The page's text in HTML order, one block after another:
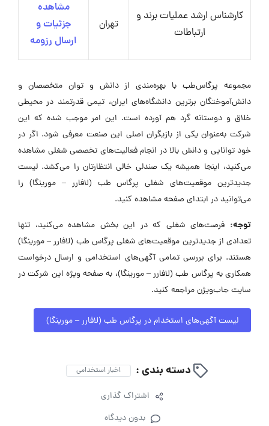
کارشناس ارشد عملیات برند و
ارتباطات
تهران
مشاهده
جزئیات و
ارسال رزومه
مجموعه پرگاس‌طب با بهره‌مندی از دانش و توان متخصصان و
دانش‌آموختگان برترین دانشگاه‌های ایران، تیمی قدرتمند در محیطی
خلاق و دوستانه گرد هم آورده است. این امر موجب شده که این
شرکت به‌عنوان یکی از بازیگران اصلی این صنعت معرفی شود. اگر در
خود توانایی و دانش بالا در انجام فعالیت‌های تخصصی شغلی مشاهده
می‌کنید، اینجا همیشه یک صندلی خالی انتظارتان را می‌کشد. لیست
جدیدترین موقعیت‌های شغلی پرگاس طب (لافارر – مورینگا) را
می‌توانید در ابتدای صفحه مشاهده کنید.
توجه: فرصت‌های شغلی که در این بخش مشاهده می‌کنید، تنها
تعدادی از جدیدترین موقعیت‌های شغلی پرگاس طب (لافارر – مورینگا)
هستند. برای بررسی تمامی آگهی‌های استخدامی و ارسال درخواست
همکاری به پرگاس طب (لافارر – مورینگا)، به صفحه ویژه این شرکت در
سایت جاب‌ویژن مراجعه کنید.
لیست آگهی‌های استخدام در پرگاس طب (لافارر – مورینگا)
دسته بندی : اخبار استخدامی
اشتراک گذاری
بدون دیدگاه